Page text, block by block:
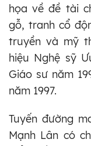
họa về đề tài
gỗ, tranh cổ
truyền và mỹ
hiệu Nghệ sỹ
Giáo sư năm
năm 1997.
Tuyến đường
Mạnh Lân có